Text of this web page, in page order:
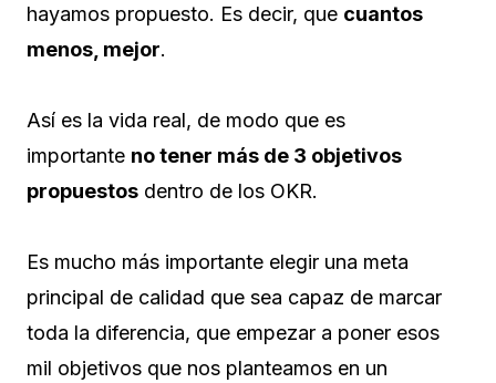
hayamos propuesto. Es decir, que cuantos
menos, mejor.
Así es la vida real, de modo que es
importante no tener más de 3 objetivos
propuestos dentro de los OKR.
Es mucho más importante elegir una meta
principal de calidad que sea capaz de marcar
toda la diferencia, que empezar a poner esos
mil objetivos que nos planteamos en un